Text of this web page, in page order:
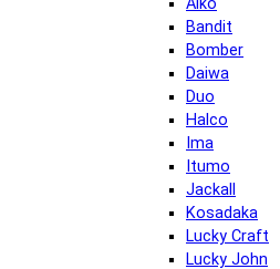
Aiko
Bandit
Bomber
Daiwa
Duo
Halco
Ima
Itumo
Jackall
Kosadaka
Lucky Craft
Lucky John